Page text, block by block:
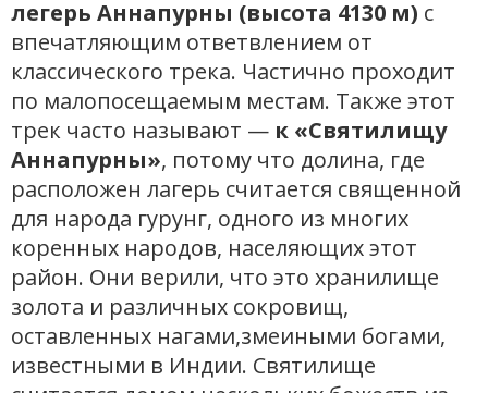
легерь Аннапурны (высота 4130 м) с
впечатляющим ответвлением от
классического трека. Частично проходит
по малопосещаемым местам. Также этот
трек часто называют — к «Святилищу
Аннапурны», потому что долина, где
расположен лагерь считается священной
для народа гурунг, одного из многих
коренных народов, населяющих этот
район. Они верили, что это хранилище
золота и различных сокровищ,
оставленных нагами,змеиными богами,
известными в Индии. Святилище